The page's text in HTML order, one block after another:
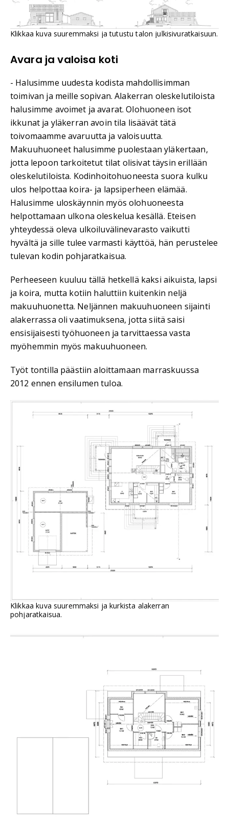
Klikkaa kuva suuremmaksi ja tutustu talon julkisivuratkaisuun.
Avara ja valoisa koti
- Halusimme uudesta kodista mahdollisimman
toimivan ja meille sopivan. Alakerran oleskelutiloista
halusimme avoimet ja avarat. Olohuoneen isot
ikkunat ja yläkerran avoin tila lisäävät tätä
toivomaamme avaruutta ja valoisuutta.
Makuuhuoneet halusimme puolestaan yläkertaan,
jotta lepoon tarkoitetut tilat olisivat täysin erillään
oleskelutiloista. Kodinhoitohuoneesta suora kulku
ulos helpottaa koira- ja lapsiperheen elämää.
Halusimme uloskäynnin myös olohuoneesta
helpottamaan ulkona oleskelua kesällä. Eteisen
yhteydessä oleva ulkoiluvälinevarasto vaikutti
hyvältä ja sille tulee varmasti käyttöä, hän perustelee
tulevan kodin pohjaratkaisua.
Perheeseen kuuluu tällä hetkellä kaksi aikuista, lapsi
ja koira, mutta kotiin haluttiin kuitenkin neljä
makuuhuonetta. Neljännen makuuhuoneen sijainti
alakerrassa oli vaatimuksena, jotta siitä saisi
ensisijaisesti työhuoneen ja tarvittaessa vasta
myöhemmin myös makuuhuoneen.
Työt tontilla päästiin aloittamaan marraskuussa
2012 ennen ensilumen tuloa.
Klikkaa kuva suuremmaksi ja kurkista alakerran
pohjaratkaisua.